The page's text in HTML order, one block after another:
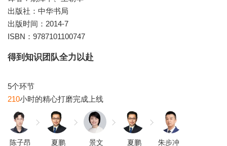
出版社：中华书局
出版时间：2014-7
ISBN：9787101100747
得到知识团队全力以赴
210
陈子昂 夏鹏 景文 夏鹏 朱步冲